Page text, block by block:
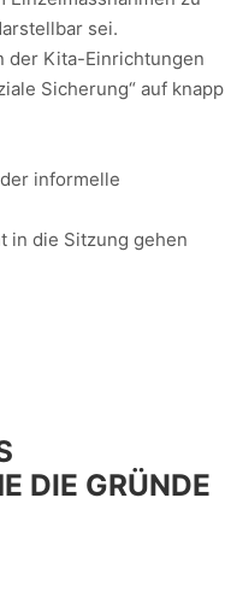
sei.
der Kita-Einrichtungen
Sicherung“ auf knapp
informelle
in die Sitzung gehen
DIE GRÜNDE